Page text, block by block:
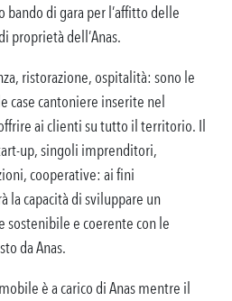
bando di gara per l’affitto delle
proprietà dell’Anas.
ristorazione, ospitalità: sono le
case cantoniere inserite nel
ai clienti su tutto il territorio. Il
up, singoli imprenditori,
cooperative: ai fini
la capacità di sviluppare un
e coerente con le
da Anas.
è a carico di Anas mentre il